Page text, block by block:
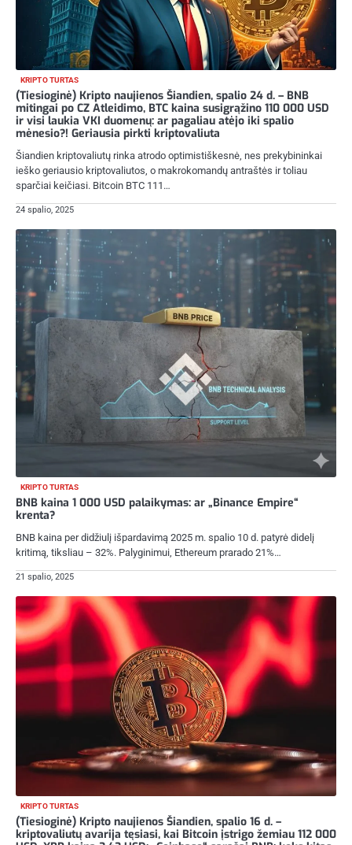
KRIPTO TURTAS
(Tiesioginė) Kripto naujienos Šiandien, spalio 24 d. – BNB
mitingai po CZ Atleidimo, BTC kaina susigrąžino 110 000 USD
ir visi laukia VKI duomenų: ar pagaliau atėjo iki spalio
mėnesio?! Geriausia pirkti kriptovaliuta
Šiandien kriptovaliutų rinka atrodo optimistiškesnė, nes prekybininkai
ieško geriausio kriptovaliutos, o makrokomandų antraštės ir toliau
sparčiai keičiasi. Bitcoin BTC 111…
24 spalio, 2025
KRIPTO TURTAS
BNB kaina 1 000 USD palaikymas: ar „Binance Empire“
krenta?
BNB kaina per didžiulį išpardavimą 2025 m. spalio 10 d. patyrė didelį
kritimą, tiksliau – 32%. Palyginimui, Ethereum prarado 21%…
21 spalio, 2025
KRIPTO TURTAS
(Tiesioginė) Kripto naujienos Šiandien, spalio 16 d. –
kriptovaliutų avarija tęsiasi, kai Bitcoin įstrigo žemiau 112 000